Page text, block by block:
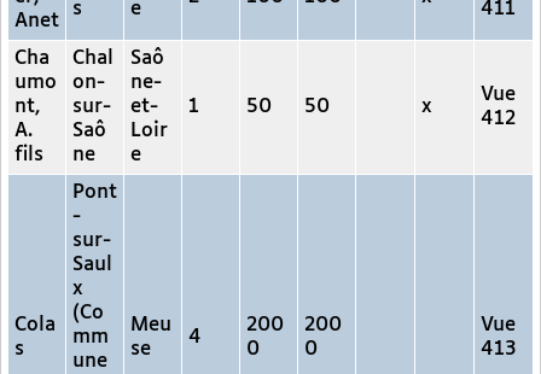
Anet
s e 411
Cha
umo
nt,
A.
fils
Chal
on-
sur-
Saô
ne
Saô
ne-
et-
Loir
e
1 50 50 x
Vue
412
Cola
s
Pont
-
sur-
Saul
x
(Co
mm
une
Meu
se
4
200
0
200
0
Vue
413